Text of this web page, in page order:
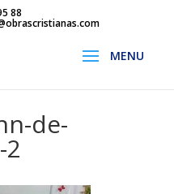
88
de-